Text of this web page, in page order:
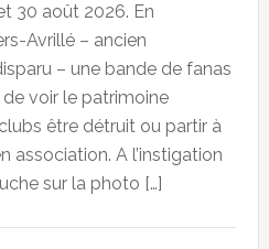
30 août 2026. En
Avrillé – ancien
– une bande de fanas
de voir le patrimoine
être détruit ou partir à
association. A l’instigation
sur la photo […]